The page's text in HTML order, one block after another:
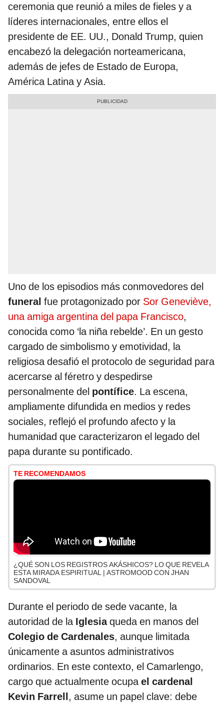
ceremonia que reunió a miles de fieles y a
líderes internacionales, entre ellos el
presidente de EE. UU., Donald Trump, quien
encabezó la delegación norteamericana,
además de jefes de Estado de Europa,
América Latina y Asia.
Uno de los episodios más conmovedores del
funeral fue protagonizado por Sor Geneviève,
una amiga argentina del papa Francisco,
conocida como ‘la niña rebelde’. En un gesto
cargado de simbolismo y emotividad, la
religiosa desafió el protocolo de seguridad para
acercarse al féretro y despedirse
personalmente del pontífice. La escena,
ampliamente difundida en medios y redes
sociales, reflejó el profundo afecto y la
humanidad que caracterizaron el legado del
papa durante su pontificado.
TE RECOMENDAMOS
¿QUÉ SON LOS REGISTROS AKÁSHICOS? LO QUE REVELA
ESTA MIRADA ESPIRITUAL | ASTROMOOD CON JHAN
SANDOVAL
Durante el periodo de sede vacante, la
autoridad de laIglesiaqueda en manos del
Colegio de Cardenales, aunque limitada
únicamente a asuntos administrativos
ordinarios. En este contexto, el Camarlengo,
cargo que actualmente ocupael cardenal
Kevin Farrell, asume un papel clave: debe